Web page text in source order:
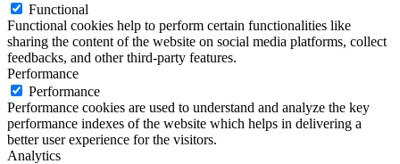
Functional
Functional cookies help to perform certain functionalities like
sharing the content of the website on social media platforms, collect
feedbacks, and other third-party features.
Performance
Performance
Performance cookies are used to understand and analyze the key
performance indexes of the website which helps in delivering a
better user experience for the visitors.
Analytics